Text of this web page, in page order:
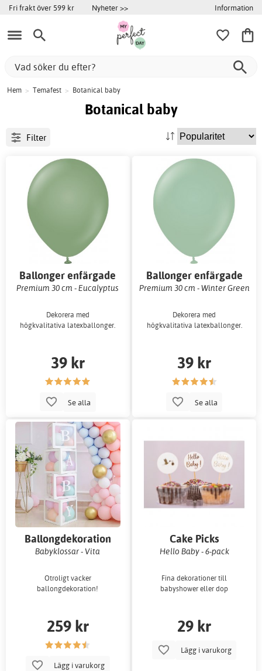
Fri frakt över 599 kr Nyheter >> Information
Hem > Temafest > Botanical baby
Botanical baby
Filter
Ballonger enfärgade
Premium 30 cm - Eucalyptus
Dekorera med
högkvalitativa latexballonger.
39 kr
Se alla
Ballonger enfärgade
Premium 30 cm - Winter Green
Dekorera med
högkvalitativa latexballonger.
39 kr
Se alla
Ballongdekoration
Babyklossar - Vita
Otroligt vacker
ballongdekoration!
259 kr
Lägg i varukorg
Cake Picks
Hello Baby - 6-pack
Fina dekorationer till
babyshower eller dop
29 kr
Lägg i varukorg